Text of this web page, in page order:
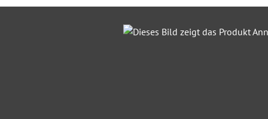
Bildergalerie überspringen